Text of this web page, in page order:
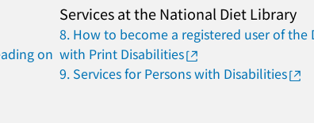
on
Services at the National Diet Library
8. How to become a registered user of the
with Print Disabilities
9. Services for Persons with Disabilities